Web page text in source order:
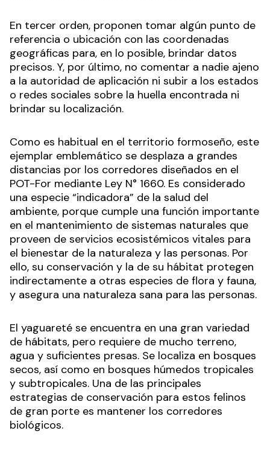
En tercer orden, proponen tomar algún punto de
referencia o ubicación con las coordenadas
geográficas para, en lo posible, brindar datos
precisos. Y, por último, no comentar a nadie ajeno
a la autoridad de aplicación ni subir a los estados
o redes sociales sobre la huella encontrada ni
brindar su localización.
Como es habitual en el territorio formoseño, este
ejemplar emblemático se desplaza a grandes
distancias por los corredores diseñados en el
POT-For mediante Ley N° 1660. Es considerado
una especie “indicadora” de la salud del
ambiente, porque cumple una función importante
en el mantenimiento de sistemas naturales que
proveen de servicios ecosistémicos vitales para
el bienestar de la naturaleza y las personas. Por
ello, su conservación y la de su hábitat protegen
indirectamente a otras especies de flora y fauna,
y asegura una naturaleza sana para las personas.
El yaguareté se encuentra en una gran variedad
de hábitats, pero requiere de mucho terreno,
agua y suficientes presas. Se localiza en bosques
secos, así como en bosques húmedos tropicales
y subtropicales. Una de las principales
estrategias de conservación para estos felinos
de gran porte es mantener los corredores
biológicos.